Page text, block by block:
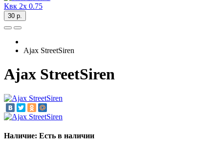
Квк 2х 0.75
30 р.
Ajax StreetSiren
Ajax StreetSiren
Наличие: Есть в наличии